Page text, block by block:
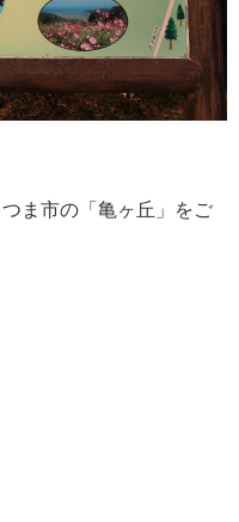
ま市の「亀ヶ丘」をご